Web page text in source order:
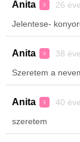
Anita ♀ 26
Jelentese-
Anita ♀ 38
Szeretem a
Anita ♀ 40
szeretem